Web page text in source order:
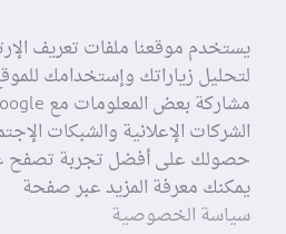
يستخدم موقعنا ملفات تعريف
لتحليل زياراتك وإستخدامك
الشركات الإعلانية والشبكات
حصولك على أفضل تجربة تصفح
يمكنك معرفة المزيد عبر صفحة
سياسة الخصوصية